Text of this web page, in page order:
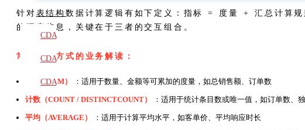
针对 表结构数据计算逻辑有如下定义：指标 = 度量 + 汇总计算
的洞察信息，关键在于三者的交互组合。
常用汇总方式的业务解读：
求和（SUM） ：适用于数量、金额等可累加的度量，如总销售额、订单数
计数（COUNT / DISTINCTCOUNT） ：适用于统计条目数或唯一值，如订单数、
平均（AVERAGE） ：适用于计算平均水平，如客单价、平均响应时长
CDA
教材
CDA
题库
CDA
大纲